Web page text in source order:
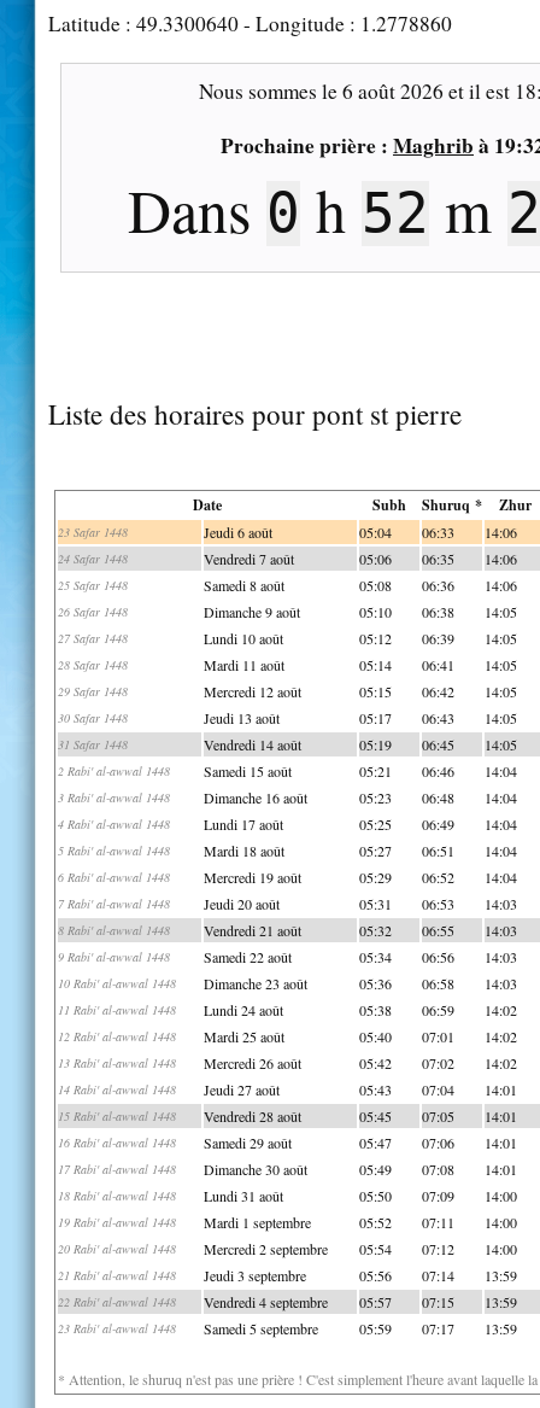
Latitude : 49.3300640- Longitude : 1.2778860
Nous sommes le6 août 2026 et il est
Prochaine prière : Maghrib à
Dans 0 h 52 m
Liste des horaires pour pont st pierre
Date Subh Shuruq * Zhur
23 Safar 1448 Jeudi 6 août 05:04 06:33 14:06
24 Safar 1448 Vendredi 7 août 05:06 06:35 14:06
25 Safar 1448 Samedi 8 août 05:08 06:36 14:06
26 Safar 1448 Dimanche 9 août 05:10 06:38 14:05
27 Safar 1448 Lundi 10 août 05:12 06:39 14:05
28 Safar 1448 Mardi 11 août 05:14 06:41 14:05
29 Safar 1448 Mercredi 12 août 05:15 06:42 14:05
30 Safar 1448 Jeudi 13 août 05:17 06:43 14:05
31 Safar 1448 Vendredi 14 août 05:19 06:45 14:05
2 Rabi' al-awwal 1448 Samedi 15 août 05:21 06:46 14:04
3 Rabi' al-awwal 1448 Dimanche 16 août 05:23 06:48 14:04
4 Rabi' al-awwal 1448 Lundi 17 août 05:25 06:49 14:04
5 Rabi' al-awwal 1448 Mardi 18 août 05:27 06:51 14:04
6 Rabi' al-awwal 1448 Mercredi 19 août 05:29 06:52 14:04
7 Rabi' al-awwal 1448 Jeudi 20 août 05:31 06:53 14:03
8 Rabi' al-awwal 1448 Vendredi 21 août 05:32 06:55 14:03
9 Rabi' al-awwal 1448 Samedi 22 août 05:34 06:56 14:03
10 Rabi' al-awwal 1448 Dimanche 23 août 05:36 06:58 14:03
11 Rabi' al-awwal 1448 Lundi 24 août 05:38 06:59 14:02
12 Rabi' al-awwal 1448 Mardi 25 août 05:40 07:01 14:02
13 Rabi' al-awwal 1448 Mercredi 26 août 05:42 07:02 14:02
14 Rabi' al-awwal 1448 Jeudi 27 août 05:43 07:04 14:01
15 Rabi' al-awwal 1448 Vendredi 28 août 05:45 07:05 14:01
16 Rabi' al-awwal 1448 Samedi 29 août 05:47 07:06 14:01
17 Rabi' al-awwal 1448 Dimanche 30 août 05:49 07:08 14:01
18 Rabi' al-awwal 1448 Lundi 31 août 05:50 07:09 14:00
19 Rabi' al-awwal 1448 Mardi 1 septembre 05:52 07:11 14:00
20 Rabi' al-awwal 1448 Mercredi 2 septembre 05:54 07:12 14:00
21 Rabi' al-awwal 1448 Jeudi 3 septembre 05:56 07:14 13:59
22 Rabi' al-awwal 1448 Vendredi 4 septembre 05:57 07:15 13:59
23 Rabi' al-awwal 1448 Samedi 5 septembre 05:59 07:17 13:59
* Attention, le shuruq n'est pas une prière ! C'est simplement l'heure avant laquelle